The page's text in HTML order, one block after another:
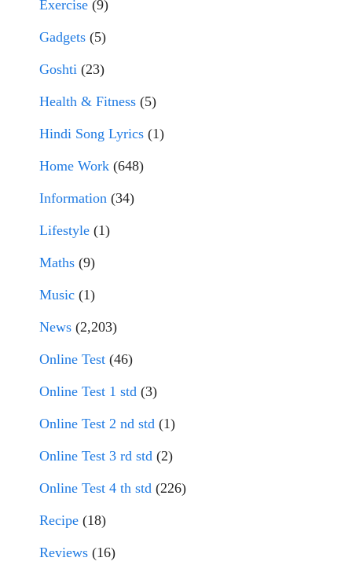
Exercise (9)
Gadgets (5)
Goshti (23)
Health & Fitness (5)
Hindi Song Lyrics (1)
Home Work (648)
Information (34)
Lifestyle (1)
Maths (9)
Music (1)
News (2,203)
Online Test (46)
Online Test 1 std (3)
Online Test 2 nd std (1)
Online Test 3 rd std (2)
Online Test 4 th std (226)
Recipe (18)
Reviews (16)